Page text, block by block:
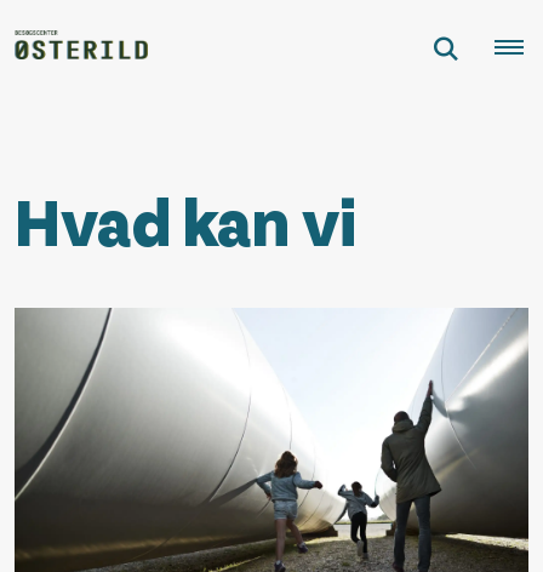
Hvad kan vi